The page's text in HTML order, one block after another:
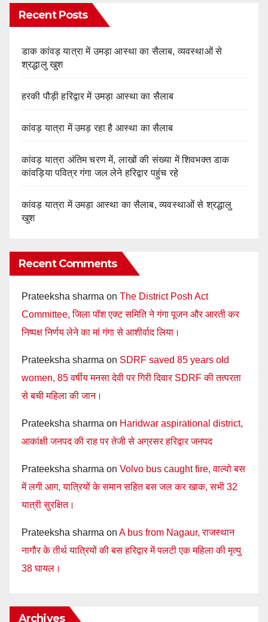
Recent Posts
डाक कांवड़ यात्रा में उमड़ा आस्था का सैलाब, व्यवस्थाओं से
श्रद्धालु खुश
हरकी पौड़ी हरिद्वार में उमड़ा आस्था का सैलाब
कांवड़ यात्रा में उमड़ रहा है आस्था का सैलाब
कांवड़ यात्रा अंतिम चरण में, लाखों की संख्या में शिवभक्त डाक
कांवड़िया पवित्र गंगा जल लेने हरिद्वार पहुंच रहे
कांवड़ यात्रा में उमड़ा आस्था का सैलाब, व्यवस्थाओं से श्रद्धालु
खुश
Recent Comments
Prateeksha sharma on The District Posh Act
Committee, जिला पॉश एक्ट समिति ने गंगा पूजन और आरती कर
निष्पक्ष निर्णय लेने का मां गंगा से आशीर्वाद लिया।
Prateeksha sharma on SDRF saved 85 years old
women, 85 वर्षीय मनसा देवी पर गिरी दिवार SDRF की तत्परता
से बची महिला की जान।
Prateeksha sharma on Haridwar aspirational district,
आकांक्षी जनपद की राह पर तेजी से अग्रसर हरिद्वार जनपद
Prateeksha sharma on Volvo bus caught fire, वाल्वो बस
में लगी आग, यात्रियों के समान सहित बस जल कर खाक, सभी 32
यात्री सुरक्षित।
Prateeksha sharma on A bus from Nagaur, राजस्थान
नागौर के तीर्थ यात्रियों की बस हरिद्वार में पलटी एक महिला की मृत्यु
38 घायल।
Archives